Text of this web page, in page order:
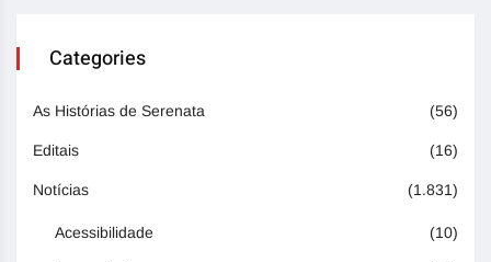
Categories
As Histórias de Serenata (56)
Editais (16)
Notícias (1.831)
Acessibilidade (10)